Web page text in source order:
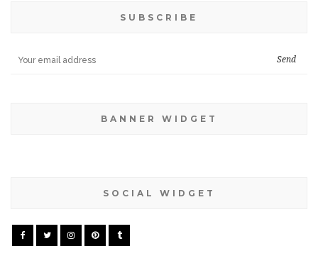
SUBSCRIBE
BANNER WIDGET
SOCIAL WIDGET